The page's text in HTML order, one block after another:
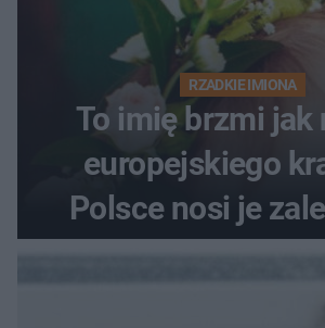
RZADKIE IMIONA
To imię brzmi jak
europejskiego
Polsce nosi je